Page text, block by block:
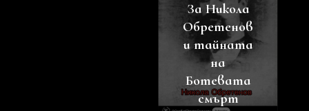
За Никола
Обретенов
и тайната
на
Ботевата
смърт